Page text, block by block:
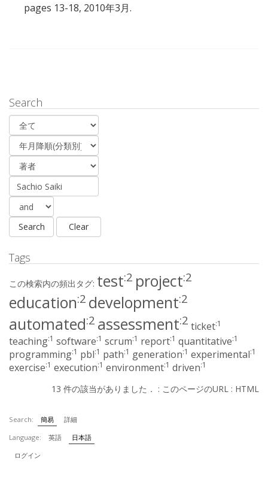
pages 13-18, 2010年3月.
Search
Tags
この検索内の頻出タグ: test:2 project:2
education:2 development:2
automated:2 assessment:2 ticket:1
teaching:1 software:1 scrum:1 report:1 quantitative:1
programming:1 pbl:1 path:1 generation:1 experimental:1
exercise:1 execution:1 environment:1 driven:1
13 件の該当がありました． : このページのURL : HTML
Search: 簡易
詳細
Language:
英語
日本語
ログイン